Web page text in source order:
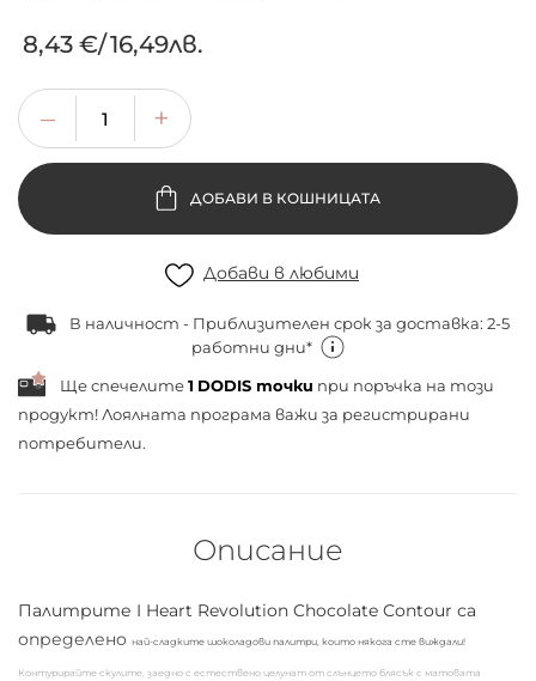
8,43 €/16,49лв.
ДОБАВИ В КОШНИЦАТА
Добави в любими
В наличност - Приблизителен срок за доставка: 2-5
работни дни*
Ще спечелите1 DODIS точки при поръчка на този
продукт! Лоялната програма важи за регистрирани
потребители.
Описание
Палитрите I Heart Revolution Chocolate Contour са
определено най-сладките шоколадови палитри, които някога сте виждали!
Контурирайте скулите, заедно с естествено целунат от слънцето блясък с матовата